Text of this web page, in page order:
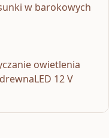
w barokowych
owietlenia
12 V